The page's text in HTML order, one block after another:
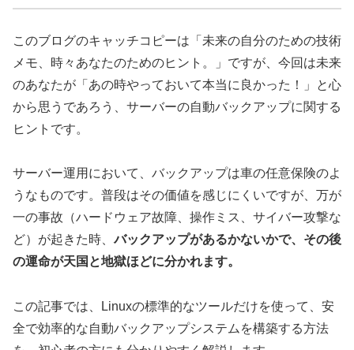
このブログのキャッチコピーは「未来の自分のための技術
メモ、時々あなたのためのヒント。」ですが、今回は未来
のあなたが「あの時やっておいて本当に良かった！」と心
から思うであろう、サーバーの自動バックアップに関する
ヒントです。
サーバー運用において、バックアップは車の任意保険のよ
うなものです。普段はその価値を感じにくいですが、万が
一の事故（ハードウェア故障、操作ミス、サイバー攻撃な
ど）が起きた時、バックアップがあるかないかで、その後
の運命が天国と地獄ほどに分かれます。
この記事では、Linuxの標準的なツールだけを使って、安
全で効率的な自動バックアップシステムを構築する方法